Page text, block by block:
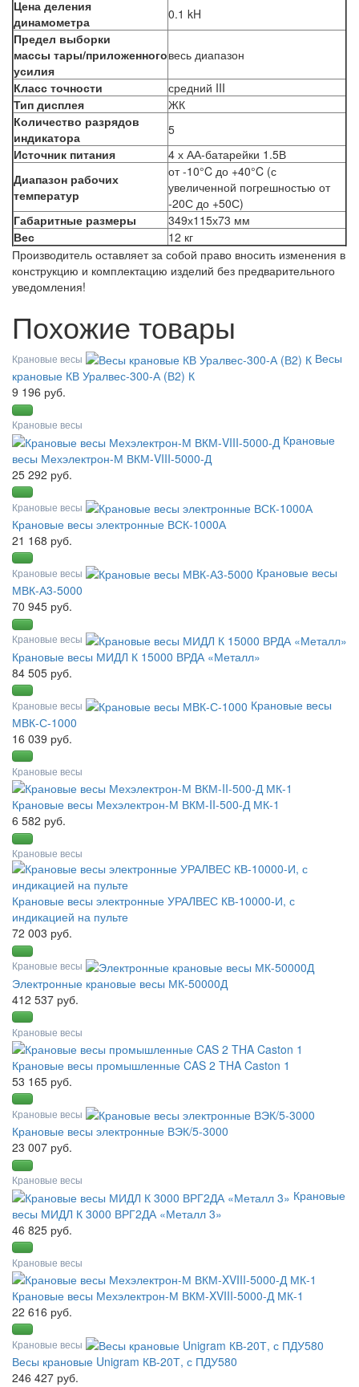
Цена деления
динамометра
0.1 kH
Предел выборки
массы тары/приложенного
усилия
весь диапазон
Класс точности
средний III
Тип дисплея
ЖК
Количество разрядов
индикатора
5
Источник питания
4 х АА-батарейки 1.5В
Диапазон рабочих
температур
от -10°C до +40°C (с
увеличенной погрешностью от
-20С до +50С)
Габаритные размеры
349х115х73 мм
Вес
12 кг
Производитель оставляет за собой право вносить изменения в
конструкцию и комплектацию изделий без предварительного
уведомления!
Похожие товары
Крановые весы
Весы
крановые КВ Уралвес-300-А (В2) К
9 196 руб.
Крановые весы
Крановые
весы Мехэлектрон-М ВКМ-VIII-5000-Д
25 292 руб.
Крановые весы
Крановые весы электронные ВСК-1000А
21 168 руб.
Крановые весы
Крановые весы
МВК-А3-5000
70 945 руб.
Крановые весы
Крановые весы МИДЛ К 15000 ВРДА «Металл»
84 505 руб.
Крановые весы
Крановые весы
МВК-С-1000
16 039 руб.
Крановые весы
Крановые весы Мехэлектрон-М ВКМ-II-500-Д МК-1
6 582 руб.
Крановые весы
Крановые весы электронные УРАЛВЕС КВ-10000-И, с
индикацией на пульте
72 003 руб.
Крановые весы
Электронные крановые весы МК-50000Д
412 537 руб.
Крановые весы
Крановые весы промышленные CAS 2 THA Caston 1
53 165 руб.
Крановые весы
Крановые весы электронные ВЭК/5-3000
23 007 руб.
Крановые весы
Крановые
весы МИДЛ К 3000 ВРГ2ДА «Металл 3»
46 825 руб.
Крановые весы
Крановые весы Мехэлектрон-М ВКМ-XVIII-5000-Д МК-1
22 616 руб.
Крановые весы
Весы крановые Unigram КВ-20Т, с ПДУ580
246 427 руб.